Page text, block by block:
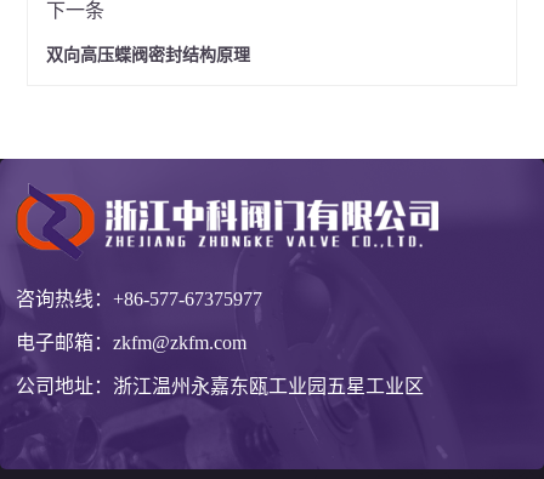
下一条
双向高压蝶阀密封结构原理
咨询热线：+86-577-67375977
电子邮箱：zkfm@zkfm.com
公司地址：浙江温州永嘉东瓯工业园五星工业区